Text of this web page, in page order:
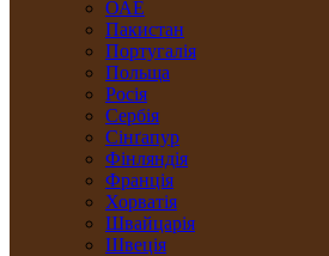
ОАЕ
Пакистан
Португалія
Польща
Росія
Сербія
Сінґапур
Фінляндія
Франція
Хорватія
Швайцарія
Швеція